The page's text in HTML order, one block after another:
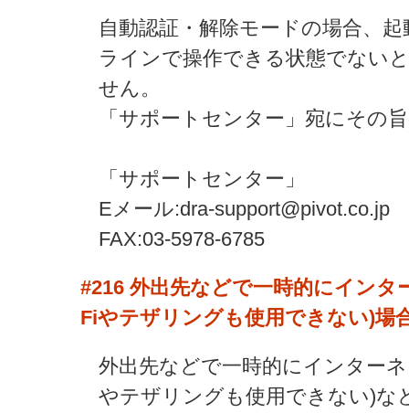
自動認証・解除モードの場合、
ラインで操作できる状態でない
せん。
「サポートセンター」宛にその
「サポートセンター」
Eメール:dra-support@pivot.co.jp
FAX:03-5978-6785
#216 外出先などで一時的にインタ
Fiやテザリングも使用できない)場
外出先などで一時的にインター
やテザリングも使用できない)な